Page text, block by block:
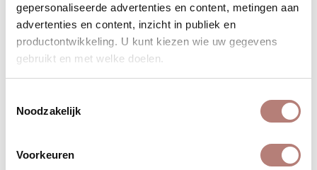
gepersonaliseerde advertenties en content, metingen aan
advertenties en content, inzicht in publiek en
productontwikkeling. U kunt kiezen wie uw gegevens
gebruikt en met welke doelen.
Informatie verzamelen over uw geografische
Uw apparaat identificeren door het actief te
scannen op specifieke eigenschappen (fingerprinting)
Noodzakelijk
Voorkeuren